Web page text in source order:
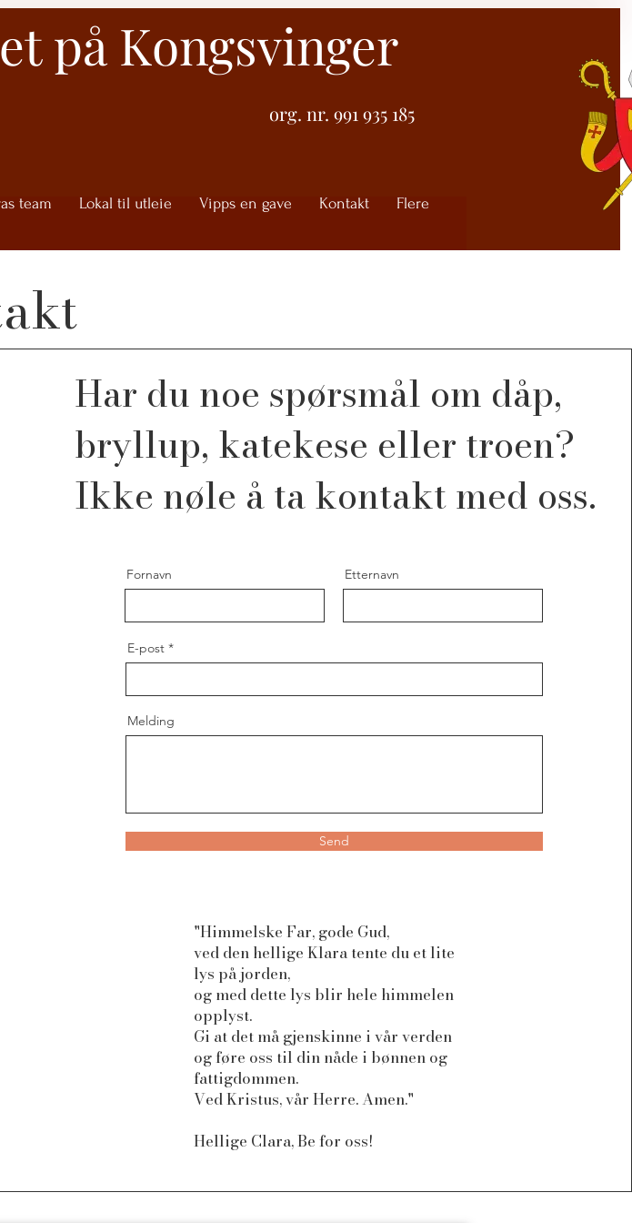
på Kongsvinger
org. nr. 991 935 185
team Lokal til utleie Vipps en gave Kontakt Flere
Har du noe spørsmål om dåp,
bryllup, katekese eller troen?
Ikke nøle å ta kontakt med oss.
Fornavn Etternavn
E-post
Melding
Send
"Himmelske Far, gode Gud,
ved den hellige Klara tente du et lite
lys på jorden,
og med dette lys blir hele himmelen
opplyst.
Gi at det må gjenskinne i vår verden
og føre oss til din nåde i bønnen og
fattigdommen.
Ved Kristus, vår Herre. Amen."
Hellige Clara, Be for oss!